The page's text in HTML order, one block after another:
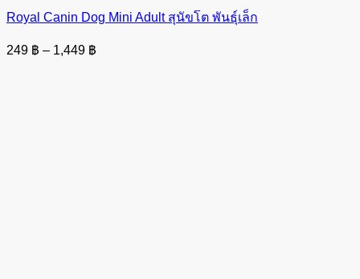
Royal Canin Dog Mini Adult สุนัขโต พันธุ์เล็ก
249 ฿ – 1,449 ฿